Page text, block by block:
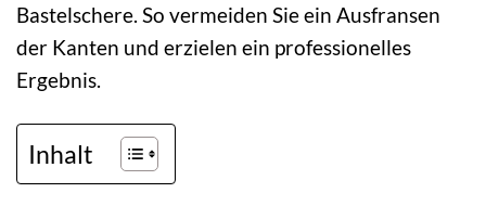
Bastelschere. So vermeiden Sie ein Ausfransen
der Kanten und erzielen ein professionelles
Ergebnis.
Inhalt